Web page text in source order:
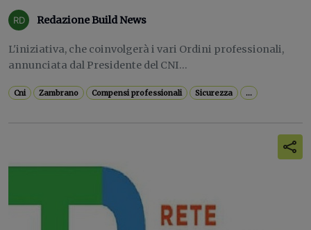
Redazione Build News
L'iniziativa, che coinvolgerà i vari Ordini professionali,
annunciata dal Presidente del CNI...
Cni Zambrano Compensi professionali Sicurezza ...